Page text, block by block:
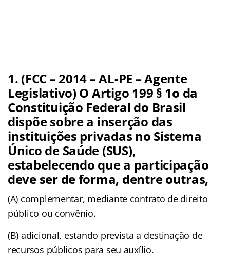
1. (FCC – 2014 – AL-PE – Agente
Legislativo) O Artigo 199 § 1o da
Constituição Federal do Brasil
dispõe sobre a inserção das
instituições privadas no Sistema
Único de Saúde (SUS),
estabelecendo que a participação
deve ser de forma, dentre outras,
(A) complementar, mediante contrato de direito
público ou convênio.
(B) adicional, estando prevista a destinação de
recursos públicos para seu auxílio.